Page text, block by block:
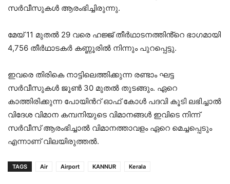
സർവീസുകൾ ആരംഭിച്ചിരുന്നു.
മേയ് 11 മുതൽ 29 വരെ ഹജ്ജ് തീർഥാടനത്തിൻ്റെ ഭാഗമായി
4,756 തീർഥാടകർ കണ്ണൂരിൽ നിന്നും പുറപ്പെട്ടു.
ഇവരെ തിരികെ നാട്ടിലെത്തിക്കുന്ന രണ്ടാം ഘട്ട
സർവീസുകൾ ജൂൺ 30 മുതൽ തുടങ്ങും. ഏറെ
കാത്തിരിക്കുന്ന പോയിൻറ് ഓഫ് കോൾ പദവി കൂടി ലഭിച്ചാൽ
വിദേശ വിമാന കമ്പനിയുടെ വിമാനങ്ങൾ ഇവിടെ നിന്ന്
സർവീസ് ആരംഭിച്ചാൽ വിമാനത്താവളം ഏറെ മെച്ചപ്പെടും
എന്നാണ് വിലയിരുത്തൽ.
TAGS Air Airport KANNUR Kerala